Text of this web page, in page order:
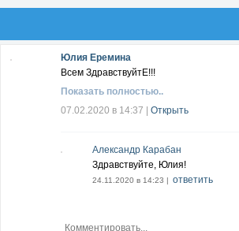
Юлия Еремина
Всем ЗдравствуйтЕ!!!
Показать полностью..
07.02.2020 в 14:37
Открыть
Александр Карабан
Здравствуйте, Юлия!
24.11.2020 в 14:23 | ответить